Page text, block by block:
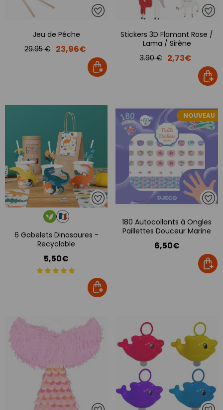
Jeu de Pêche
29.95 € 23,96€
Stickers 3D Flamant Rose /
Lama / Sirène
3.90 € 2,73€
6 Gobelets Dinosaures -
Recyclable
5,50€
NOUVEAU
180 Autocollants à Ongles
Paillettes Douceur Marine
6,50€